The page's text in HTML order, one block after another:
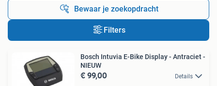
Bewaar je zoekopdracht
Filters
Bosch Intuvia E-Bike Display - Antraciet -
NIEUW
€ 99,00 Details